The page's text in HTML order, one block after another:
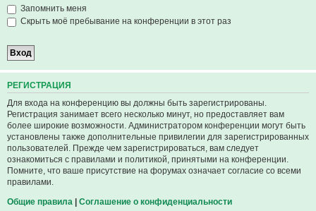
Запомнить меня
Скрыть моё пребывание на конференции в этот раз
РЕГИСТРАЦИЯ
Для входа на конференцию вы должны быть зарегистрированы.
Регистрация занимает всего несколько минут, но предоставляет вам
более широкие возможности. Администратором конференции могут быть
установлены также дополнительные привилегии для зарегистрированных
пользователей. Прежде чем зарегистрироваться, вам следует
ознакомиться с правилами и политикой, принятыми на конференции.
Помните, что ваше присутствие на форумах означает согласие со всеми
правилами.
Общие правила Соглашение о конфиденциальности